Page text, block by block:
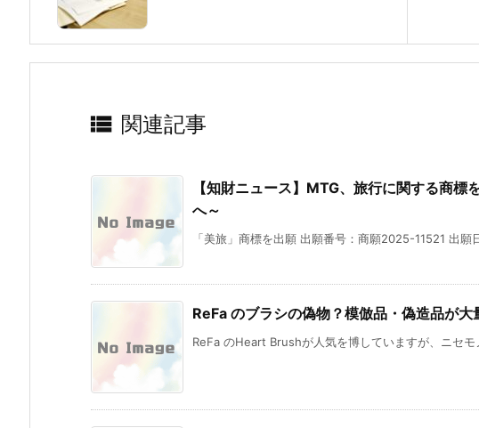
 関連記事
【知財ニュース】MTG、旅行に関する商
へ～
「美旅」商標を出願 出願番号：商願2025-11521 出
ReFa のブラシの偽物？模倣品・偽造品が大
ReFa のHeart Brushが人気を博していますが、ニセ